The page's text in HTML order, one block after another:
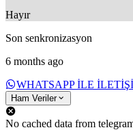
Hayır
Son senkronizasyon
6 months ago
WHATSAPP ILE
Ham Veriler
No cached data from